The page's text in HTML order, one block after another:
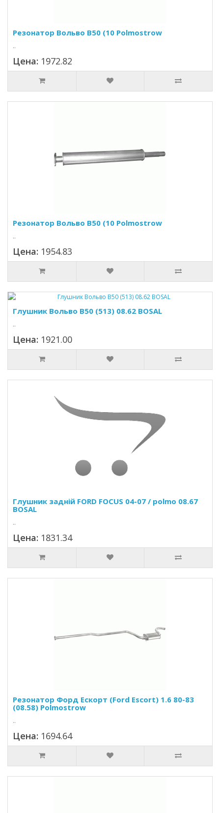
Резонатор Вольво В50 (10 Polmostrow
..
Цена: 1972.82
Резонатор Вольво В50 (10 Polmostrow
..
Цена: 1954.83
Глушник Вольво В50 (513) 08.62 BOSAL
..
Цена: 1921.00
Глушник задній FORD FOCUS 04-07 / polmo 08.67
BOSAL
..
Цена: 1831.34
Резонатор Форд Ескорт (Ford Escort) 1.6 80-83
(08.58) Polmostrow
..
Цена: 1694.64